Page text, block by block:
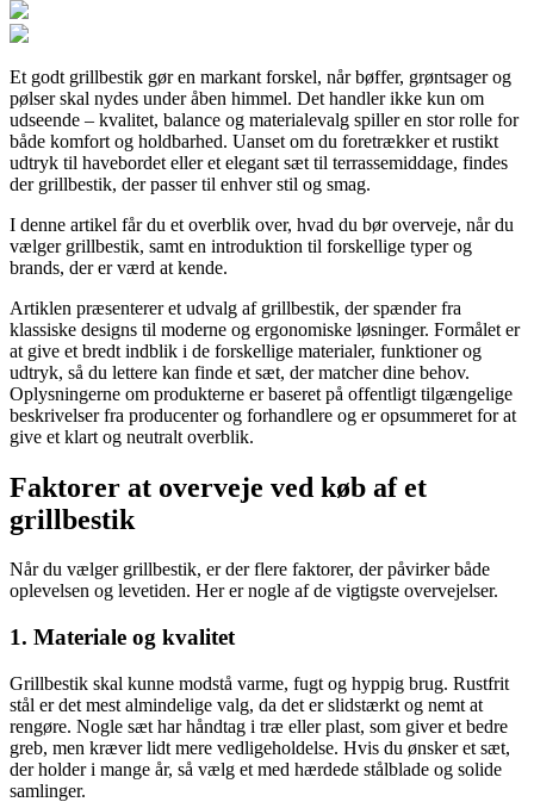
Et godt grillbestik gør en markant forskel, når bøffer, grøntsager og
pølser skal nydes under åben himmel. Det handler ikke kun om
udseende – kvalitet, balance og materialevalg spiller en stor rolle for
både komfort og holdbarhed. Uanset om du foretrækker et rustikt
udtryk til havebordet eller et elegant sæt til terrassemiddage, findes
der grillbestik, der passer til enhver stil og smag.
I denne artikel får du et overblik over, hvad du bør overveje, når du
vælger grillbestik, samt en introduktion til forskellige typer og
brands, der er værd at kende.
Artiklen præsenterer et udvalg af grillbestik, der spænder fra
klassiske designs til moderne og ergonomiske løsninger. Formålet er
at give et bredt indblik i de forskellige materialer, funktioner og
udtryk, så du lettere kan finde et sæt, der matcher dine behov.
Oplysningerne om produkterne er baseret på offentligt tilgængelige
beskrivelser fra producenter og forhandlere og er opsummeret for at
give et klart og neutralt overblik.
Faktorer at overveje ved køb af et
grillbestik
Når du vælger grillbestik, er der flere faktorer, der påvirker både
oplevelsen og levetiden. Her er nogle af de vigtigste overvejelser.
1. Materiale og kvalitet
Grillbestik skal kunne modstå varme, fugt og hyppig brug. Rustfrit
stål er det mest almindelige valg, da det er slidstærkt og nemt at
rengøre. Nogle sæt har håndtag i træ eller plast, som giver et bedre
greb, men kræver lidt mere vedligeholdelse. Hvis du ønsker et sæt,
der holder i mange år, så vælg et med hærdede stålblade og solide
samlinger.